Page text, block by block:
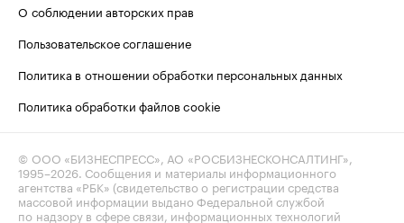
О соблюдении авторских прав
Пользовательское соглашение
Политика в отношении обработки персональных данных
Политика обработки файлов cookie
© ООО «БИЗНЕСПРЕСС», АО «РОСБИЗНЕСКОНСАЛТИНГ»,
1995–2026 . Сообщения и материалы информационного
агентства «РБК» (свидетельство о регистрации средства
массовой информации выдано Федеральной службой
по надзору в сфере связи, информационных технологий